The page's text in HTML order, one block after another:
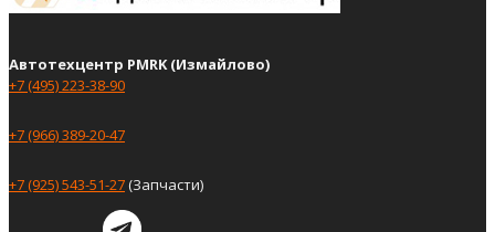
Автотехцентр PMRK (Измайлово)
+7 (495) 223-38-90
+7 (966) 389-20-47
+7 (925) 543-51-27(Запчасти)